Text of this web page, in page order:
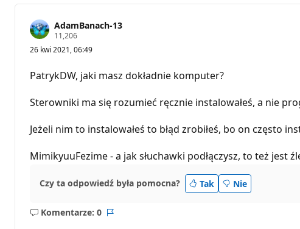
AdamBanach-13
11,206P
n
y
e
p
t
a
j
i
26 kwi 2021, 06:49
PatrykDW, jaki masz dokładnie komputer?
Sterowniki ma się rozumieć ręcznie instalowałeś, a nie
Jeżeli nim to instalowałeś to błąd zrobiłeś, bo on często
MimikyuuFezime - a jak słuchawki podłączysz, to też jest
Czy ta odpowiedź była pomocna? Tak Nie
Komentarze: 0
Brak